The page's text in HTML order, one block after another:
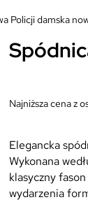
Policji damska
Najniższa cena z
Elegancka
Wykonana
klasyczny
wydarzenia